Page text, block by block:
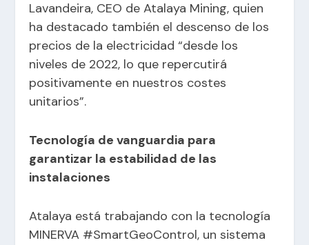
Lavandeira, CEO de Atalaya Mining, quien
ha destacado también el descenso de los
precios de la electricidad “desde los
niveles de 2022, lo que repercutirá
positivamente en nuestros costes
unitarios”.
Tecnología de vanguardia para
garantizar la estabilidad de las
instalaciones
Atalaya está trabajando con la tecnología
MINERVA #SmartGeoControl, un sistema